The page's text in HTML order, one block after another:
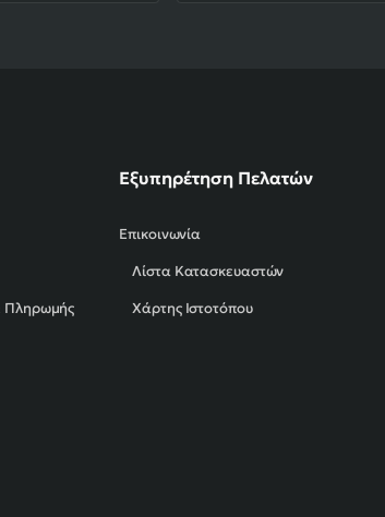
Πληρωμής
Εξυπηρέτηση Πελατών
Επικοινωνία
Λίστα Κατασκευαστών
Χάρτης Ιστοτόπου